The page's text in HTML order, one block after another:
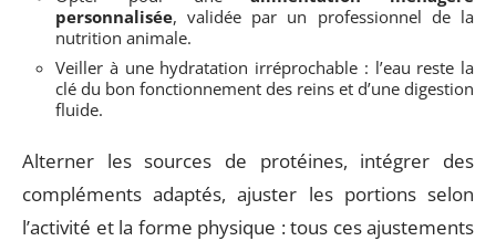
personnalisée, validée par un professionnel de la
nutrition animale.
Veiller à une hydratation irréprochable : l’eau reste la
clé du bon fonctionnement des reins et d’une digestion
fluide.
Alterner les sources de protéines, intégrer des
compléments adaptés, ajuster les portions selon
l’activité et la forme physique : tous ces ajustements